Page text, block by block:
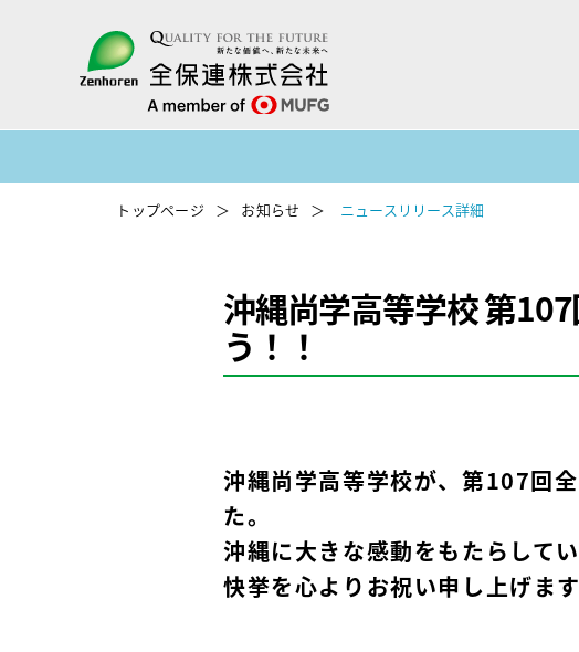
トップページ お知らせ ニュースリリース詳細
沖縄尚学高等学校 第
う！！
沖縄尚学高等学校が、第107回
た。
沖縄に大きな感動をもたらして
快挙を心よりお祝い申し上げます